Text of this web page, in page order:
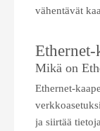
vähentävät
Ethernet-
Mikä on
Ethernet-
ja siirtää